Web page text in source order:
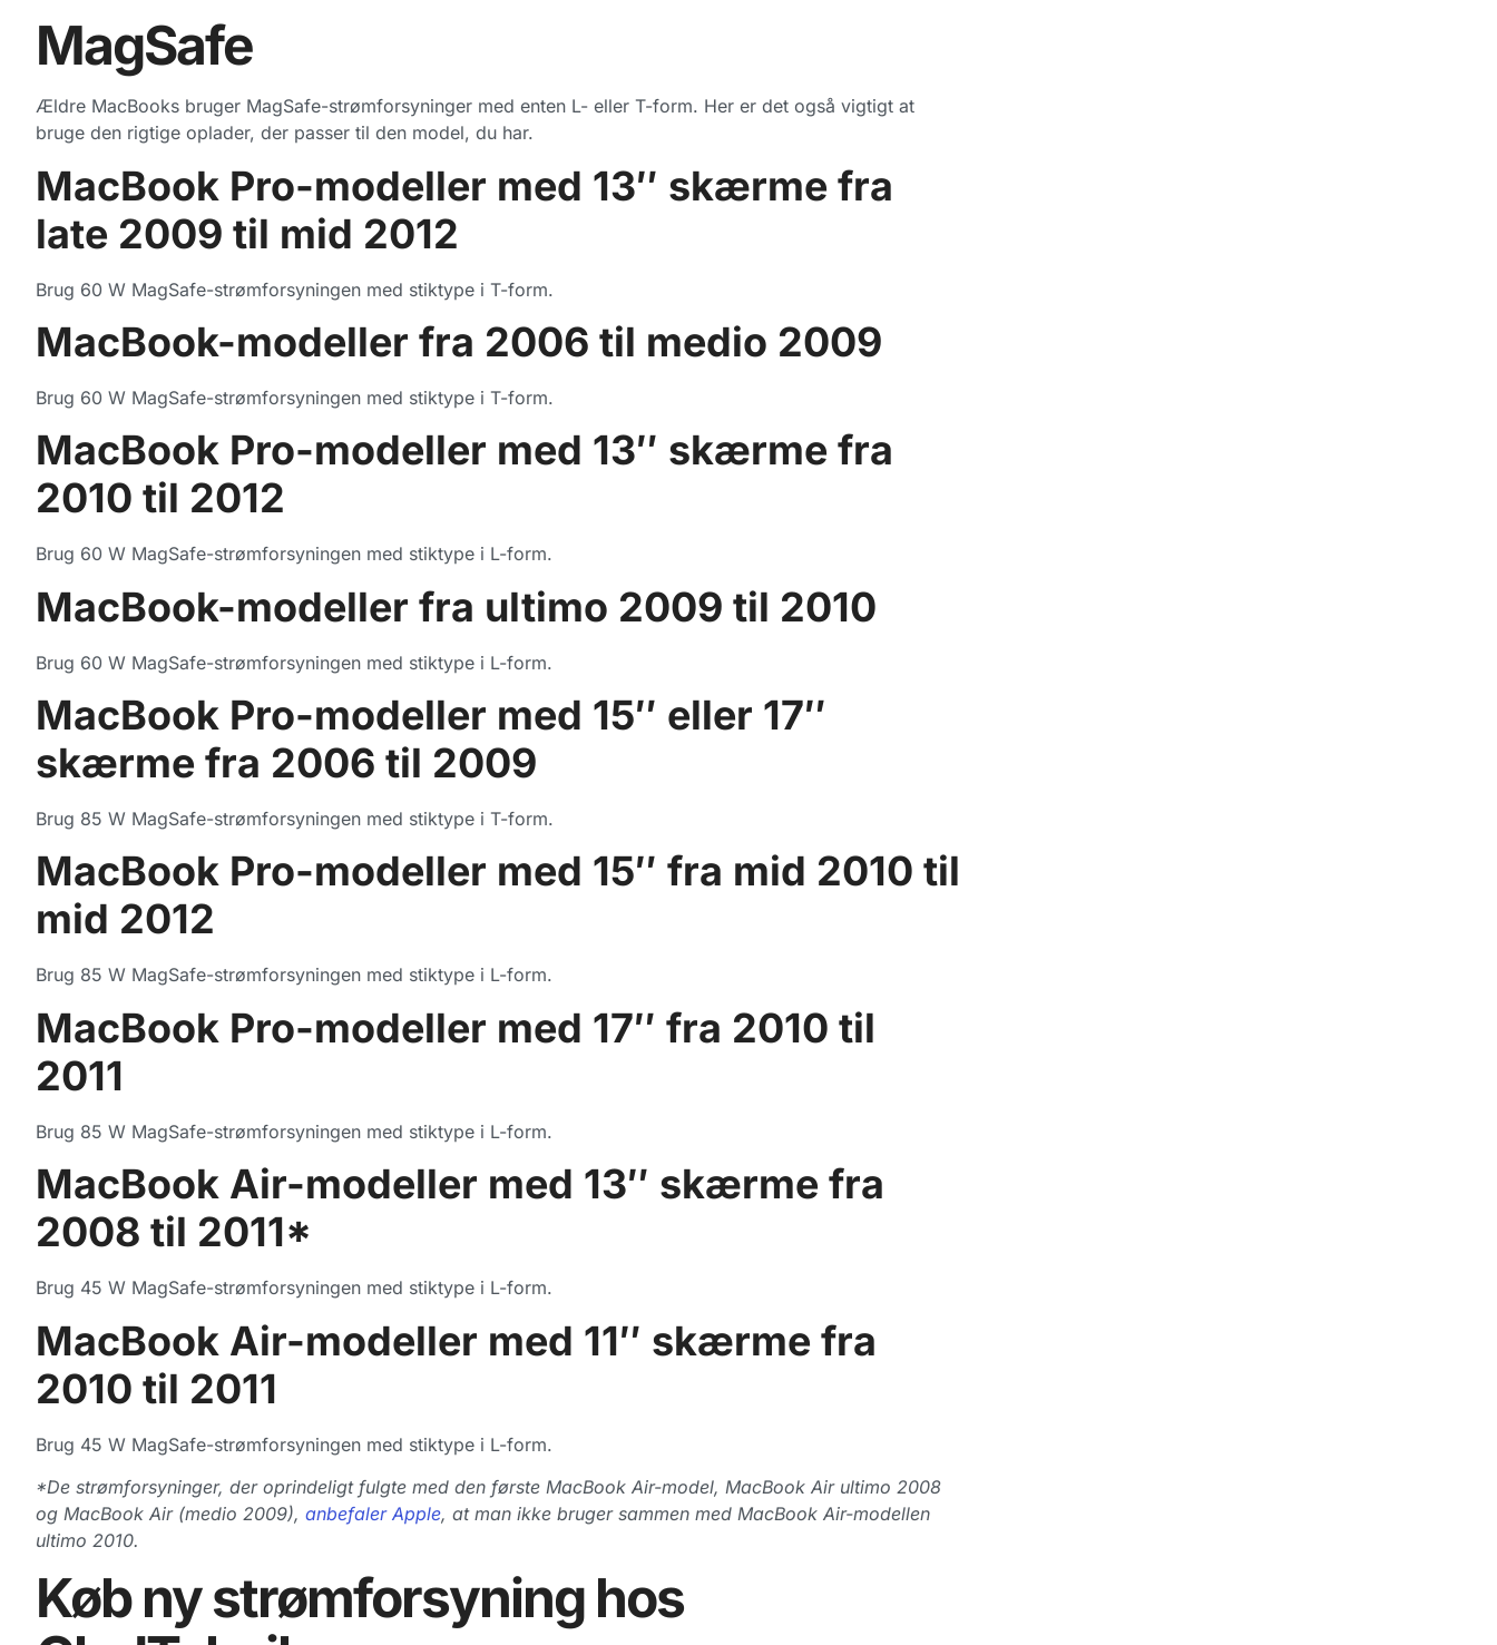
MagSafe
Ældre MacBooks bruger MagSafe-strømforsyninger med enten L- eller T-form. Her er det også vigtigt at
bruge den rigtige oplader, der passer til den model, du har.
MacBook Pro-modeller med 13″ skærme fra
late 2009 til mid 2012
Brug 60 W MagSafe-strømforsyningen med stiktype i T-form.
MacBook-modeller fra 2006 til medio 2009
Brug 60 W MagSafe-strømforsyningen med stiktype i T-form.
MacBook Pro-modeller med 13″ skærme fra
2010 til 2012
Brug 60 W MagSafe-strømforsyningen med stiktype i L-form.
MacBook-modeller fra ultimo 2009 til 2010
Brug 60 W MagSafe-strømforsyningen med stiktype i L-form.
MacBook Pro-modeller med 15″ eller 17″
skærme fra 2006 til 2009
Brug 85 W MagSafe-strømforsyningen med stiktype i T-form.
MacBook Pro-modeller med 15″ fra mid 2010 til
mid 2012
Brug 85 W MagSafe-strømforsyningen med stiktype i L-form.
MacBook Pro-modeller med 17″ fra 2010 til
2011
Brug 85 W MagSafe-strømforsyningen med stiktype i L-form.
MacBook Air-modeller med 13″ skærme fra
2008 til 2011*
Brug 45 W MagSafe-strømforsyningen med stiktype i L-form.
MacBook Air-modeller med 11″ skærme fra
2010 til 2011
Brug 45 W MagSafe-strømforsyningen med stiktype i L-form.
*De strømforsyninger, der oprindeligt fulgte med den første MacBook Air-model, MacBook Air ultimo 2008
og MacBook Air (medio 2009), anbefaler Apple, at man ikke bruger sammen med MacBook Air-modellen
ultimo 2010.
Køb ny strømforsyning hos